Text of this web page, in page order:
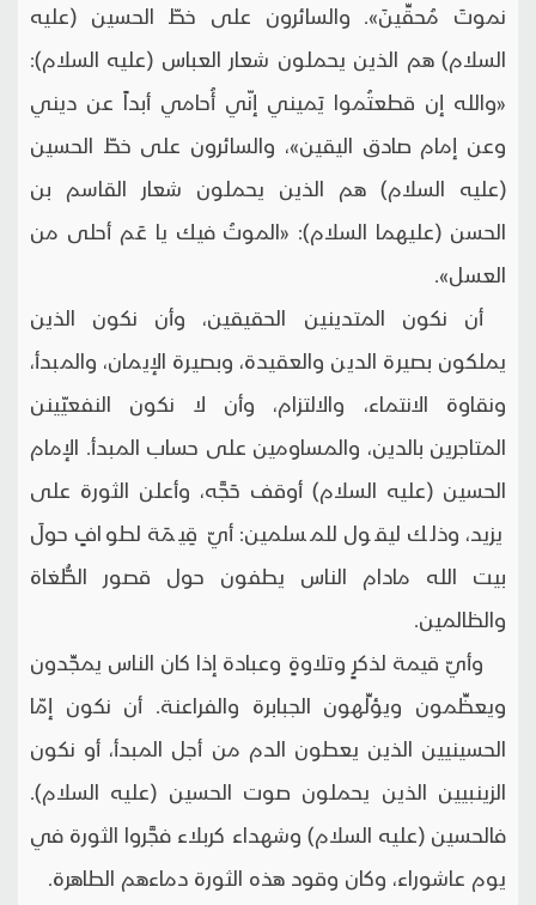
نموتَ مُحقِّينَ». والسائرون على خطّ الحسين (عليه
السلام) هم الذين يحملون شعار العباس (عليه السلام):
«والله إن قطعتُموا يَميني إنّي أُحامي أبداً عن ديني
وعن إمام صادق اليقين»، والسائرون على خطّ الحسين
(عليه السلام) هم الذين يحملون شعار القاسم بن
الحسن (عليهما السلام): «الموتُ فيك يا عَم أحلى من
العسل».
أن نكون المتدينين الحقيقين، وأن نكون الذين
يملكون بصيرة الدين والعقيدة، وبصيرة الإيمان، والمبدأ،
ونقاوة الانتماء، والالتزام، وأن لا نكون النفعيّينن
المتاجرين بالدين، والمساومين على حساب المبدأ. الإمام
الحسين (عليه السلام) أوقف حَجَّه، وأعلن الثورة على
يزيد، وذلك ليقول للمسلمين: أيّ قِيمَة لطوافٍ حولَ
بيت الله مادام الناس يطفون حول قصور الطُّغاة
والظالمين.
وأيّ قيمة لذكرٍ وتلاوةٍ وعبادة إذا كان الناس يمجِّدون
ويعظِّمون ويؤلِّهون الجبابرة والفراعنة. أن نكون إمّا
الحسينيين الذين يعطون الدم من أجل المبدأ، أو نكون
الزينبيين الذين يحملون صوت الحسين (عليه السلام).
فالحسين (عليه السلام) وشهداء كربلاء فجَّروا الثورة في
يوم عاشوراء، وكان وقود هذه الثورة دماءهم الطاهرة.